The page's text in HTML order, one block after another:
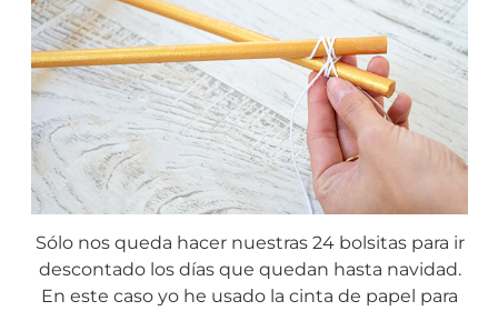
Sólo nos queda hacer nuestras 24 bolsitas para ir
descontado los días que quedan hasta navidad.
En este caso yo he usado la cinta de papel para